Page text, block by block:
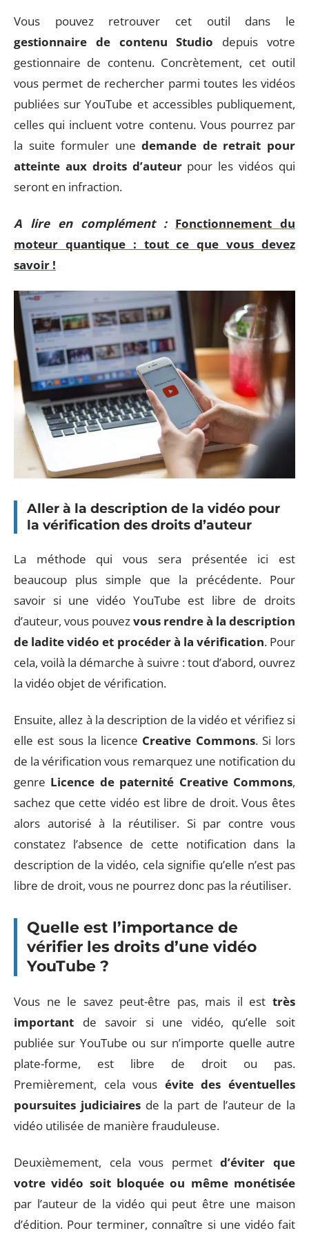
Vous pouvez retrouver cet outil dans le
gestionnaire de contenu Studio depuis votre
gestionnaire de contenu. Concrètement, cet outil
vous permet de rechercher parmi toutes les vidéos
publiées sur YouTube et accessibles publiquement,
celles qui incluent votre contenu. Vous pourrez par
la suite formuler unedemande de retrait pour
atteinte aux droits d’auteurpour les vidéos qui
seront en infraction.
A lire en complément : Fonctionnement du
moteur quantique : tout ce que vous devez
savoir !
Aller à la description de la vidéo pour
la vérification des droits d’auteur
La méthode qui vous sera présentée ici est
beaucoup plus simple que la précédente. Pour
savoir si une vidéo YouTube est libre de droits
d’auteur, vous pouvezvous rendre à la description
de ladite vidéo et procéder à la vérification. Pour
cela, voilà la démarche à suivre : tout d’abord, ouvrez
la vidéo objet de vérification.
Ensuite, allez à la description de la vidéo et vérifiez si
elle est sous la licence Creative Commons. Si lors
de la vérification vous remarquez une notification du
genre Licence de paternité Creative Commons,
sachez que cette vidéo est libre de droit. Vous êtes
alors autorisé à la réutiliser. Si par contre vous
constatez l’absence de cette notification dans la
description de la vidéo, cela signifie qu’elle n’est pas
libre de droit, vous ne pourrez donc pas la réutiliser.
Quelle est l’importance de
vérifier les droits d’une vidéo
YouTube ?
Vous ne le savez peut-être pas, mais il est très
important de savoir si une vidéo, qu’elle soit
publiée sur YouTube ou sur n’importe quelle autre
plate-forme, est libre de droit ou pas.
Premièrement, cela vous évite des éventuelles
poursuites judiciairesde la part de l’auteur de la
vidéo utilisée de manière frauduleuse.
Deuxièmement, cela vous permetd’éviter que
votre vidéo soit bloquée ou même monétisée
par l’auteur de la vidéo qui peut être une maison
d’édition. Pour terminer, connaître si une vidéo fait